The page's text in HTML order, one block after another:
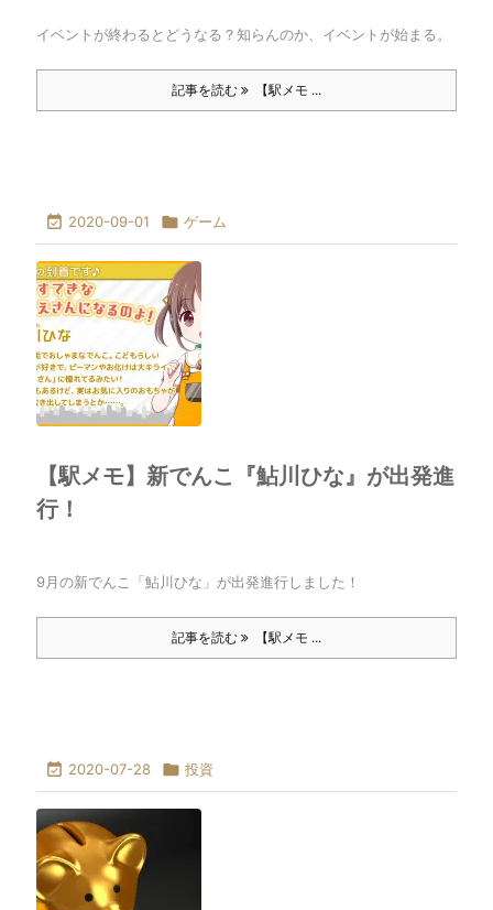
イベントが終わるとどうなる？知らんのか、イベントが始まる。
記事を読む 【駅メモ ...
 2020-09-01  ゲーム
【駅メモ】新でんこ『鮎川ひな』が出発進
行！
9月の新でんこ「鮎川ひな」が出発進行しました！
記事を読む 【駅メモ ...
 2020-07-28  投資